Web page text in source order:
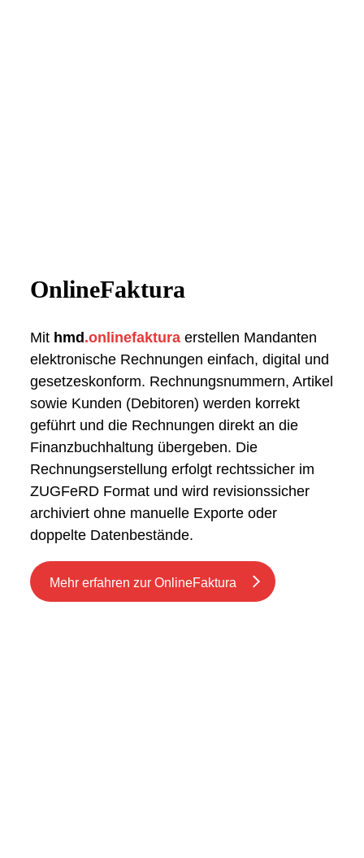
OnlineFaktura
Mit hmd .onlinefakturaerstellen Mandanten
elektronische Rechnungen einfach, digital und
gesetzeskonform. Rechnungsnummern, Artikel
sowie Kunden (Debitoren) werden korrekt
geführt und die Rechnungen direkt an die
Finanzbuchhaltung übergeben. Die
Rechnungserstellung erfolgt rechtssicher im
ZUGFeRD Format und wird revisionssicher
archiviert ohne manuelle Exporte oder
doppelte Datenbestände.
Mehr erfahren zur OnlineFaktura